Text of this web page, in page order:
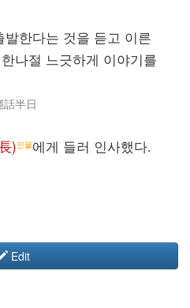
발한다는 것을 듣고 이른
나절 느긋하게 이야기를
半日
)인물에게 들러 인사했다.
Edit